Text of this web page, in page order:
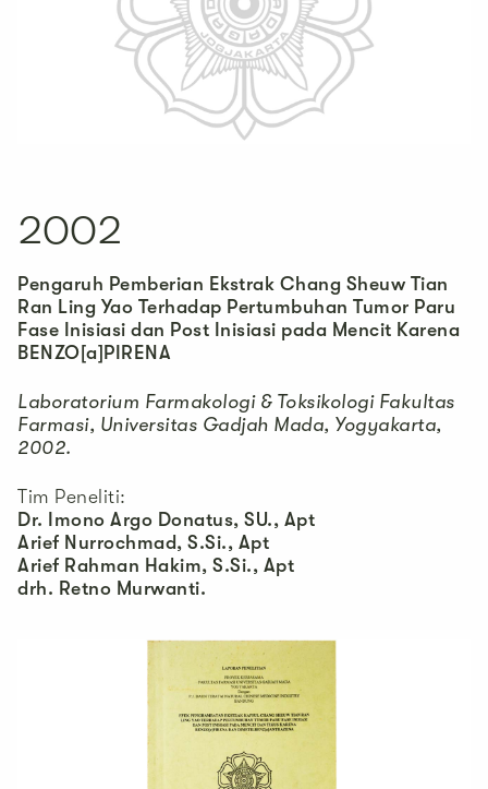
2002
Pengaruh Pemberian Ekstrak Chang Sheuw Tian
Ran Ling Yao Terhadap Pertumbuhan Tumor Paru
Fase Inisiasi dan Post Inisiasi pada Mencit Karena
BENZO[a]PIRENA
Laboratorium Farmakologi & Toksikologi Fakultas
Farmasi, Universitas Gadjah Mada, Yogyakarta,
2002.
Tim Peneliti:
Dr. Imono Argo Donatus, SU., Apt
Arief Nurrochmad, S.Si., Apt
Arief Rahman Hakim, S.Si., Apt
drh. Retno Murwanti.